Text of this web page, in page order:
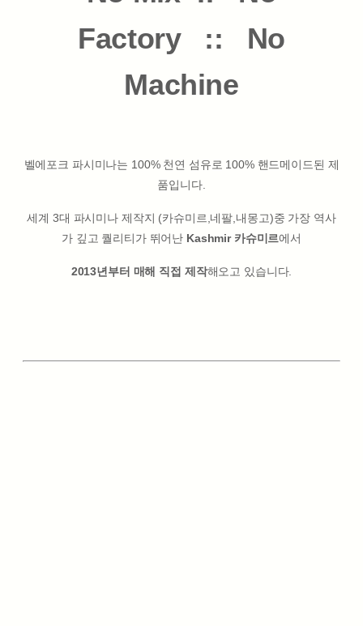
Factory :: No
Machine
벨에포크 파시미나는 100% 천연 섬유로 100% 핸드메이드된 제
품입니다.
세계 3대 파시미나 제작지 (카슈미르,네팔,내몽고)중 가장 역사
가 깊고 퀄리티가 뛰어난 Kashmir 카슈미르에서
2013년부터 매해 직접 제작해오고 있습니다.